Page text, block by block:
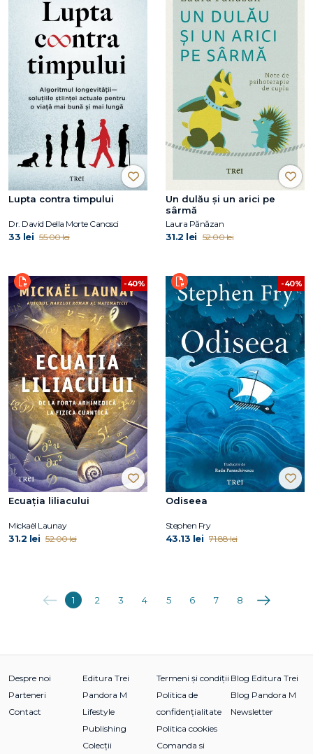
Lupta contra timpului
Dr. David Della Morte Canosci
33 lei 55.00 lei
Un dulău și un arici pe
sârmă
Laura Pănăzan
31.2 lei 52.00 lei
-40%
Ecuația liliacului
Mickaël Launay
31.2 lei 52.00 lei
-40%
Odiseea
Stephen Fry
43.13 lei 71.88 lei
Anterioara
1 2 3 4 5 6 7 8 Următoarea
Despre noi
Parteneri
Contact
Editura Trei
Pandora M
Lifestyle
Publishing
Colecții
Termeni și condiții
Politica de
confidențialitate
Politica cookies
Comanda si
Blog Editura Trei
Blog Pandora M
Newsletter